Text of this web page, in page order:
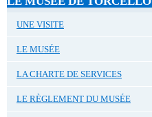
UNE VISITE
LE MUSÉE
LA CHARTE DE SERVICES
LE RÈGLEMENT DU MUSÉE